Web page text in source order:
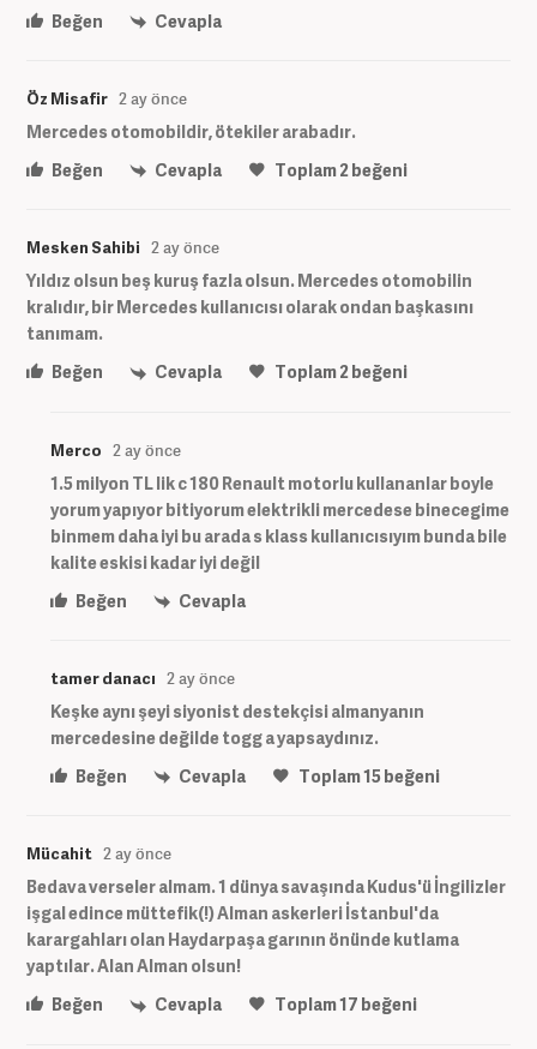
Beğen
Cevapla
Öz Misafir 2 ay önce
Mercedes otomobildir, ötekiler arabadır.
Beğen
Cevapla Toplam2beğeni
Mesken Sahibi 2 ay önce
Yıldız olsun beş kuruş fazla olsun. Mercedes otomobilin
kralıdır, bir Mercedes kullanıcısı olarak ondan başkasını
tanımam.
Beğen
Cevapla Toplam2beğeni
Merco 2 ay önce
1.5 milyon TL lik c 180 Renault motorlu kullananlar boyle
yorum yapıyor bitiyorum elektrikli mercedese binecegime
binmem daha iyi bu arada s klass kullanıcısıyım bunda bile
kalite eskisi kadar iyi değil
Beğen
Cevapla
tamer danacı 2 ay önce
Keşke aynı şeyi siyonist destekçisi almanyanın
mercedesine değilde togg a yapsaydınız.
Beğen
Cevapla Toplam15beğeni
Mücahit 2 ay önce
Bedava verseler almam. 1 dünya savaşında Kudus'ü İngilizler
işgal edince müttefik(!) Alman askerleri İstanbul'da
karargahları olan Haydarpaşa garının önünde kutlama
yaptılar. Alan Alman olsun!
Beğen
Cevapla Toplam17 beğeni